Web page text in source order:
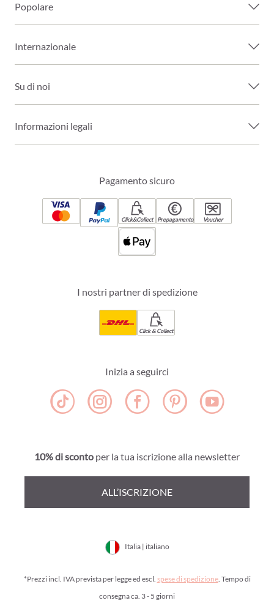
Popolare
Internazionale
Su di noi
Informazioni legali
Pagamento sicuro
Click&Collect Prepagamento Voucher
I nostri partner di spedizione
Click & Collect
Inizia a seguirci
10% di sconto per la tua iscrizione alla newsletter
ALL’ISCRIZIONE
Italia | italiano
*Prezzi incl. IVA prevista per legge ed escl. spese di spedizione. Tempo di
consegna ca. 3 - 5 giorni